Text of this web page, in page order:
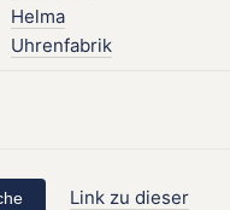
Helma
Uhrenfabrik
Link zu dieser